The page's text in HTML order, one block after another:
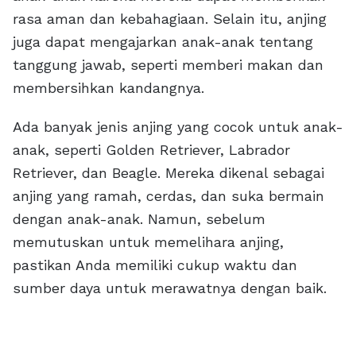
rasa aman dan kebahagiaan. Selain itu, anjing
juga dapat mengajarkan anak-anak tentang
tanggung jawab, seperti memberi makan dan
membersihkan kandangnya.
Ada banyak jenis anjing yang cocok untuk anak-
anak, seperti Golden Retriever, Labrador
Retriever, dan Beagle. Mereka dikenal sebagai
anjing yang ramah, cerdas, dan suka bermain
dengan anak-anak. Namun, sebelum
memutuskan untuk memelihara anjing,
pastikan Anda memiliki cukup waktu dan
sumber daya untuk merawatnya dengan baik.